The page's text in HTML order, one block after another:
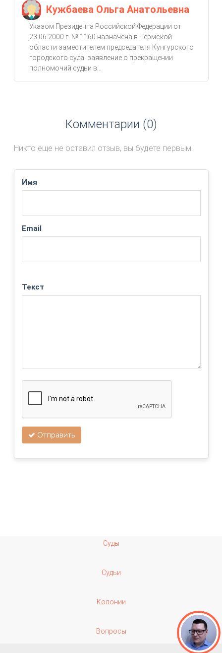
Кужбаева Ольга Анатольевна
Указом Президента Российской Федерации от
23.06.2000 г. № 1160 назначена в Пермской
области заместителем председателя Кунгурского
городского суда. заявление о прекращении
полномочий судьи в...
Комментарии (0)
Никто еще не оставил отзыв, вы будете первым.
Имя
Email
Текст
Отправить
Суды
Судьи
Колонии
Вопросы